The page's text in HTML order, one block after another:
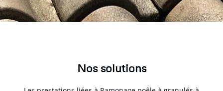
Nos solutions